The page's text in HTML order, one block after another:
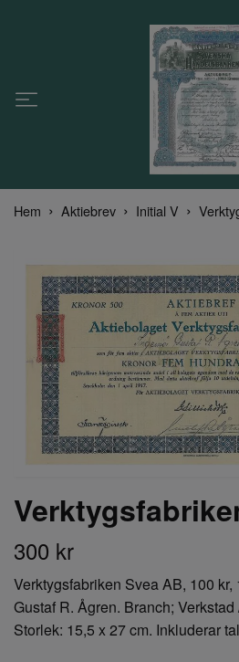
Hem Aktiebrev Initial V
300 kr
Verktygsfabriken Svea AB, 100
Gustaf R. Ågren. Branch;
Storlek: 15,5 x 27 cm. Inkluderar